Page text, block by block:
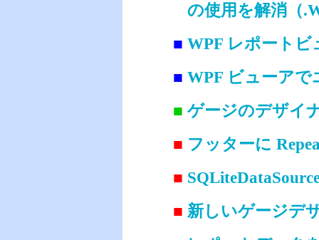
の使用を解消（
■ WPF レポートビ
■ WPF ビューアで
■ ゲージのデザイ
■ フッターに
■
■ 新しいゲージデ